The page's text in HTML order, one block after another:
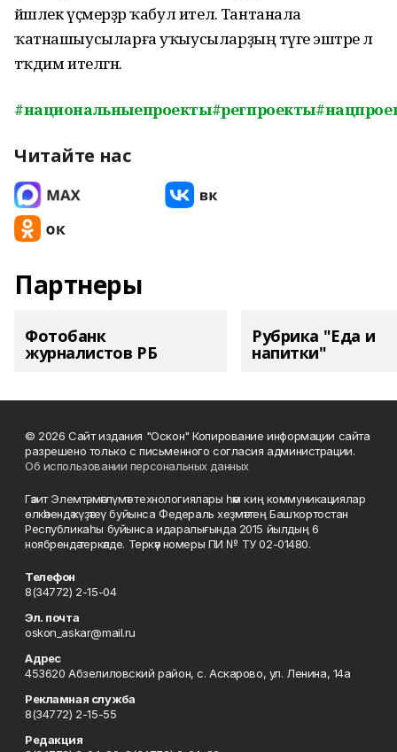
йәшлек үҫмерҙәр ҡабул ителә. Тантанала
ҡатнашыусыларға уҡыусыларҙың тәүге эштәре лә
тәҡдим ителгән.
#национальныепроекты
Читайте нас
Партнеры
Фотобанк
журналистов РБ
Рубрика "Еда и
напитки"
© 2026 Сайт издания "Оскон" Копирование информации сайта
разрешено только с письменного согласия администрации.
Об использовании персональных данных
Гәзит Элемтә, мәғлүмәт технологиялары һәм киң коммуникациялар
өлкәһендә күҙәтеү буйынса Федераль хеҙмәттең Башҡортостан
Республикаһы буйынса идаралығында 2015 йылдың 6
ноябрендә теркәлде. Теркәү номеры ПИ № ТУ 02-01480.
Телефон
8(34772) 2-15-04
Эл. почта
oskon_askar@mail.ru
Адрес
453620 Абзелиловский район, с. Аскарово, ул. Ленина, 14а
Рекламная служба
8(34772) 2-15-55
Редакция